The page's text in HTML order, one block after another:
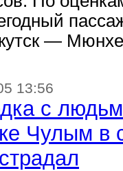
—
13:56
с
Чулым в